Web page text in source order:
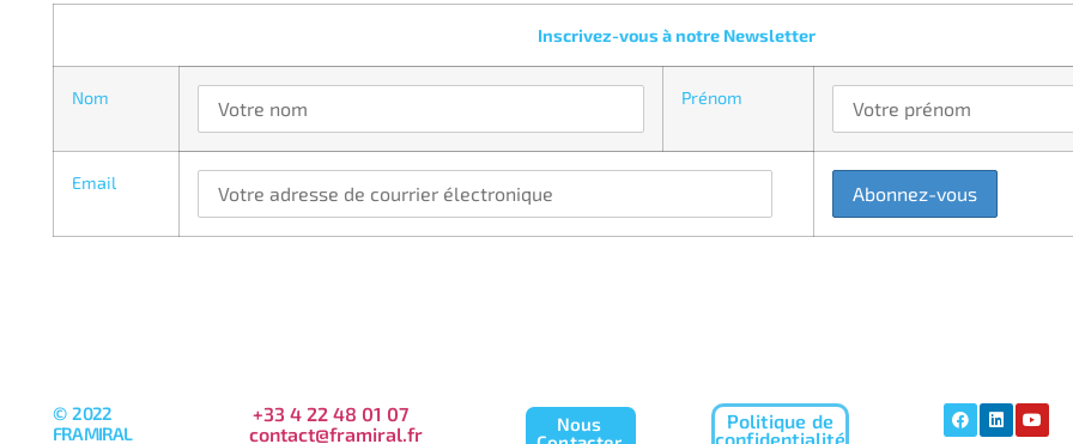
Inscrivez-vous à notre Newsletter
Nom Prénom
Email
© 2022
FRAMIRAL
+33 4 22 48 01 07
contact@framiral.fr
Nous
Politique de
confidentialité